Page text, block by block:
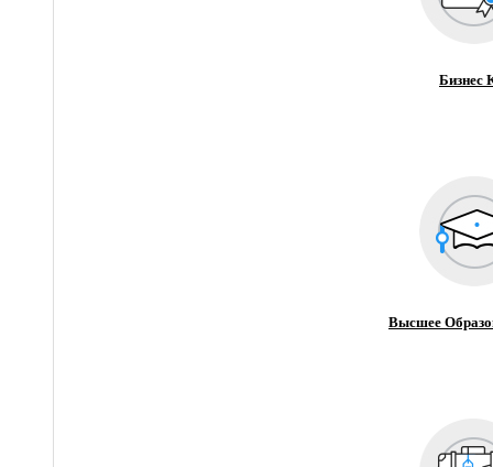
Бизнес
Высшее